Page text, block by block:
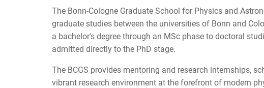
The Bonn-Cologne Graduate School for Physics and
graduate studies between the universities of Bonn and
a bachelor's degree through an MSc phase to doctoral
admitted directly to the PhD stage.
The BCGS provides mentoring and research internships,
vibrant research environment at the forefront of modern